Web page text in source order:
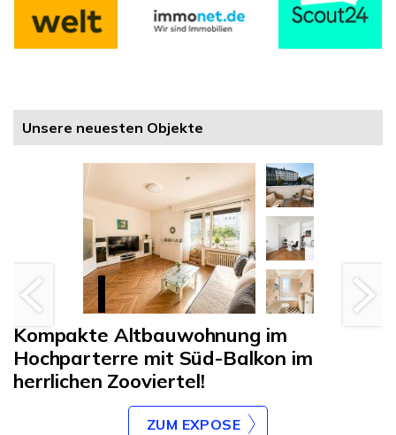
Unsere neuesten Objekte
Kompakte Altbauwohnung im
Hochparterre mit Süd-Balkon im
herrlichen Zooviertel!
ZUM EXPOSE